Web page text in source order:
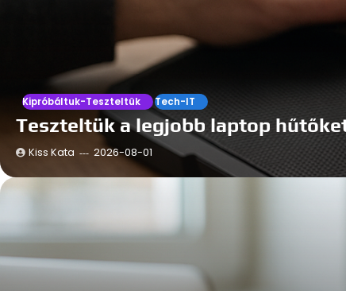
Kipróbáltuk-Teszteltük Tech-IT
Teszteltük a legjobb laptop
Kiss Kata 2026-08-01